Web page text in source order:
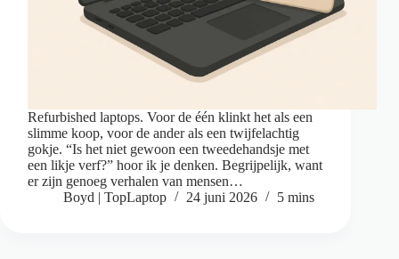
Refurbished laptops. Voor de één klinkt het als een
slimme koop, voor de ander als een twijfelachtig
gokje. “Is het niet gewoon een tweedehandsje met
een likje verf?” hoor ik je denken. Begrijpelijk, want
er zijn genoeg verhalen van mensen…
Boyd | TopLaptop
24 juni 2026 5 mins